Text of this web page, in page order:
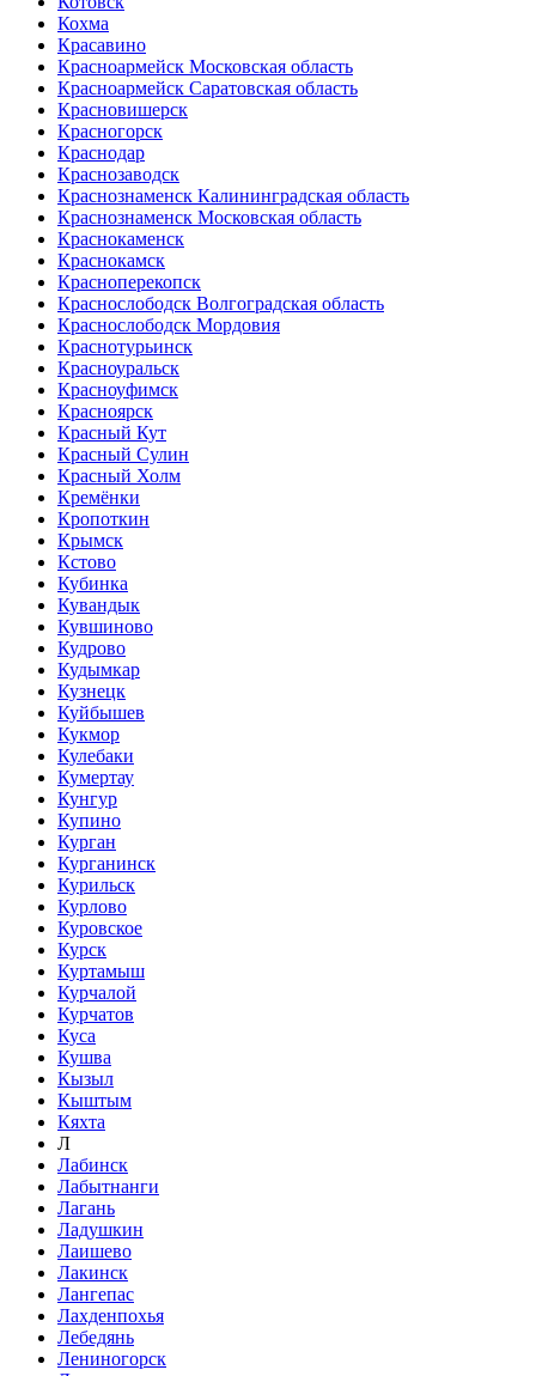
Кохма
Красавино
Красноармейск Московская область
Красноармейск Саратовская область
Красновишерск
Красногорск
Краснодар
Краснозаводск
Краснознаменск Калининградская область
Краснознаменск Московская область
Краснокаменск
Краснокамск
Красноперекопск
Краснослободск Волгоградская область
Краснослободск Мордовия
Краснотурьинск
Красноуральск
Красноуфимск
Красноярск
Красный Кут
Красный Сулин
Красный Холм
Кремёнки
Кропоткин
Крымск
Кстово
Кубинка
Кувандык
Кувшиново
Кудрово
Кудымкар
Кузнецк
Куйбышев
Кукмор
Кулебаки
Кумертау
Кунгур
Купино
Курган
Курганинск
Курильск
Курлово
Куровское
Курск
Куртамыш
Курчалой
Курчатов
Куса
Кушва
Кызыл
Кыштым
Кяхта
Л
Лабинск
Лабытнанги
Лагань
Ладушкин
Лаишево
Лакинск
Лангепас
Лахденпохья
Лебедянь
Лениногорск